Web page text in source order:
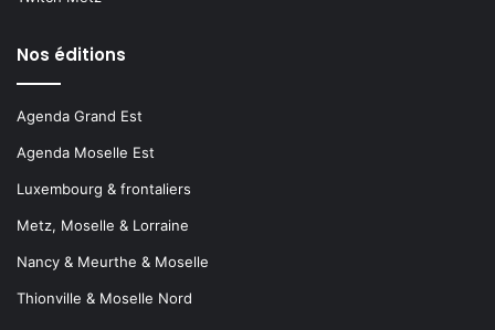
Nos éditions
Agenda Grand Est
Agenda Moselle Est
Luxembourg & frontaliers
Metz, Moselle & Lorraine
Nancy & Meurthe & Moselle
Thionville & Moselle Nord